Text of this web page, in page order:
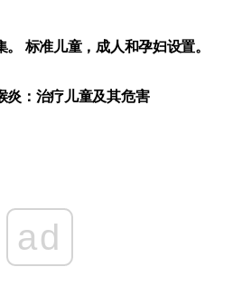
。 标准儿童，成人和孕妇设置。
炎：治疗儿童及其危害
ad